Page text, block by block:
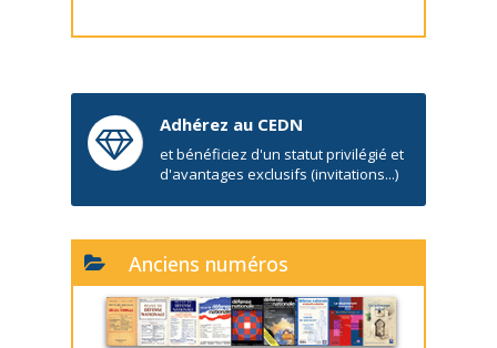
Adhérez au CEDN
et bénéficiez d'un statut privilégié et
d'avantages exclusifs (invitations...)
Anciens numéros